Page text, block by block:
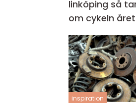
linköping så tar du hand
om cykeln
inspiration